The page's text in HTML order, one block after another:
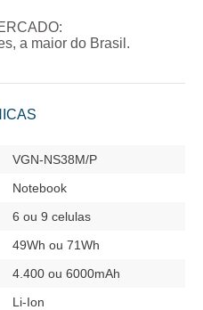
, a maior do Brasil.
VGN-NS38M/P
Notebook
6 ou 9 celulas
49Wh ou 71Wh
4.400 ou 6000mAh
Li-Ion